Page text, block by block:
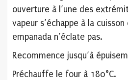
ouverture à l’une des
vapeur s’échappe à la
empanada n’éclate pas.
Recommence jusqu’à
Préchauffe le four à 180°C.